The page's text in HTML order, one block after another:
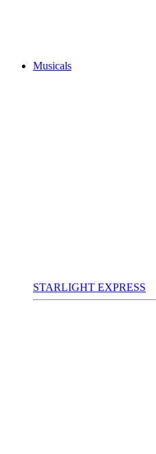
Musicals
STARLIGHT EXPRESS